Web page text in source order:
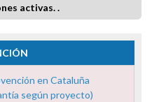
activas. .
en Cataluña
según proyecto)